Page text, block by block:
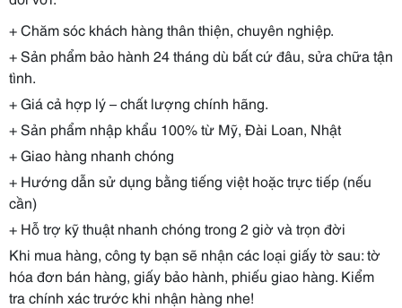
+ Chăm sóc khách hàng thân thiện, chuyên nghiệp.
+ Sản phẩm bảo hành 24 tháng dù bất cứ đâu, sửa chữa tận
tình.
+ Giá cả hợp lý – chất lượng chính hãng.
+ Sản phẩm nhập khẩu 100% từ Mỹ, Đài Loan, Nhật
+ Giao hàng nhanh chóng
+ Hướng dẫn sử dụng bằng tiếng việt hoặc trực tiếp (nếu
cần)
+ Hỗ trợ kỹ thuật nhanh chóng trong 2 giờ và trọn đời
Khi mua hàng, công ty bạn sẽ nhận các loại giấy tờ sau: tờ
hóa đơn bán hàng, giấy bảo hành, phiếu giao hàng. Kiểm
tra chính xác trước khi nhận hàng nhe!